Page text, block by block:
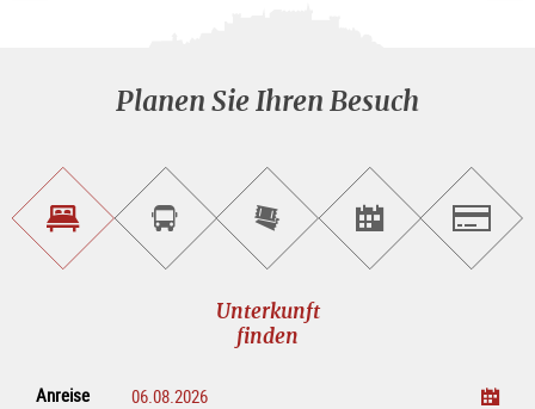
Planen Sie Ihren Besuch
Unterkunft<br>findenSightseeing<br>Tour
buchen
Tickets
online<br>kaufen
Events<br>finden
Unterkunft
finden
Anreise